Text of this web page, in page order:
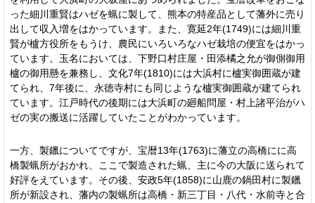
った細川重賢はハゼを蝋に製して、熊本の特産品として藩外に売り
出して収入増をはかっています。また、寛延2年(1749)には細川重
賢が櫨方役所をもうけ、農民にいろいろなハゼ栽培の便宜をはかっ
ています。玉名においては、下野口村庄屋・田添橘之允が御側御用
櫨の御用懸を兼務し、文化7年(1810)には大浜村に櫨実御囲蔵が建
てられ、7年後に、永徳寺村にも同じような櫨実御囲蔵が建てられ
ています。江戸時代の後期には大浜町の廻船問屋・村上諸平治がハ
ゼの実の搬送に活躍していたことがわかっています。
一方、製鑞についてですが、宝暦13年(1763)に藩立の高橋にに高
橋製蝋所がおかれ、ここで製造された蝋、主に今の大阪に送られて
好評をえています。その後、安政5年(1858)に山鹿の鍋田村に製鑞
所が新設され、藩内の製蝋所は高橋・新三丁目・八代・水前寺と合